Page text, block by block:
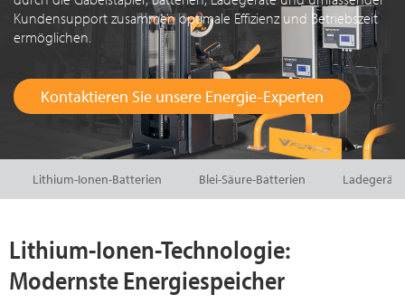
Kundensupport zusammen optimale Effizienz und Betriebszeit
ermöglichen.
Kontaktieren Sie unsere Energie-Experten
Lithium-Ionen-Batterien Blei-Säure-Batterien Ladegeräte
Lithium-Ionen-Technologie:
Modernste Energiespeicher